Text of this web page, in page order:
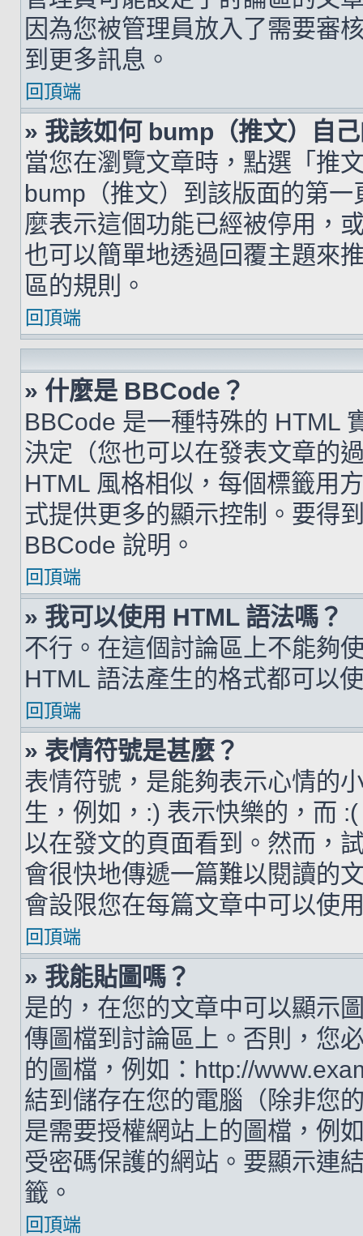
因為您被管理員放入了需要審
到更多訊息。
回頂端
» 我該如何 bump（推文）自
當您在瀏覽文章時，點選「推
bump（推文）到該版面的第
麼表示這個功能已經被停用，
也可以簡單地透過回覆主題來
區的規則。
回頂端
» 什麼是 BBCode？
BBCode 是一種特殊的 HTML
決定（您也可以在發表文章的
HTML 風格相似，每個標籤用
式提供更多的顯示控制。要得
BBCode 說明。
回頂端
» 我可以使用 HTML 語法嗎？
不行。在這個討論區上不能夠
HTML 語法產生的格式都可以
回頂端
» 表情符號是甚麼？
表情符號，是能夠表示心情的
生，例如，:) 表示快樂的，而
以在發文的頁面看到。然而，
會很快地傳遞一篇難以閱讀的
會設限您在每篇文章中可以使
回頂端
» 我能貼圖嗎？
是的，在您的文章中可以顯示
傳圖檔到討論區上。否則，您
的圖檔，例如：http://
結到儲存在您的電腦（除非您
是需要授權網站上的圖檔，例
受密碼保護的網站。要顯示連
籤。
回頂端